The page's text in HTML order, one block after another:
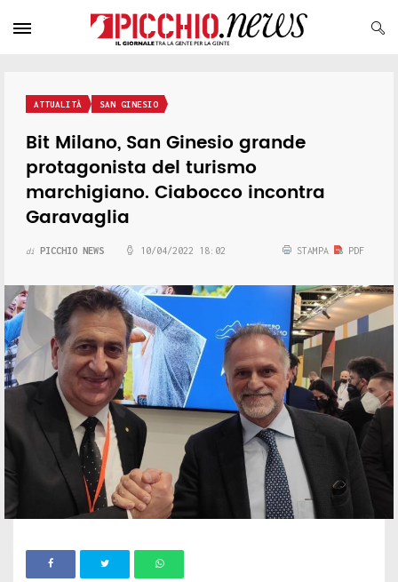
ATTUALITÀ SAN GINESIO
Bit Milano, San Ginesio grande
protagonista del turismo
marchigiano. Ciabocco incontra
Garavaglia
di PICCHIO NEWS 10/04/2022 18:02 STAMPA PDF